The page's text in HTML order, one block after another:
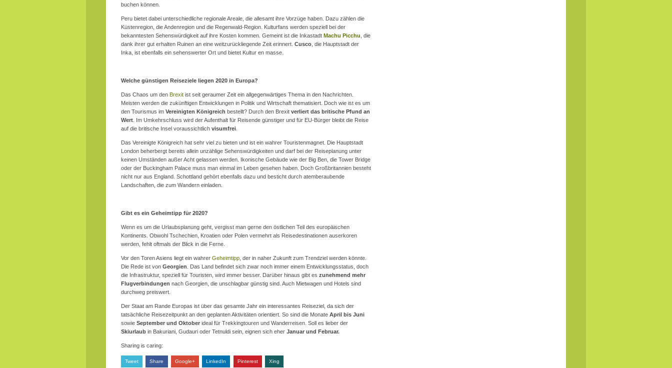
buchen können.
Peru bietet dabei unterschiedliche regionale Areale, die allesamt ihre Vorzüge haben. Dazu zählen die
Küstenregion, die Andenregion und die Regenwald-Region. Kulturfans werden speziell bei der
bekanntesten Sehenswürdigkeit auf ihre Kosten kommen. Gemeint ist die Inkastadt Machu Picchu , die
dank ihrer gut erhalten Ruinen an eine weitzurückliegende Zeit erinnert. Cusco , die Hauptstadt der
Inka, ist ebenfalls ein sehenswerter Ort und bietet Kultur en masse.
Welche günstigen Reiseziele liegen 2020 in Europa?
Das Chaos um den Brexit ist seit geraumer Zeit ein allgegenwärtiges Thema in den Nachrichten.
Meisten werden die zukünftigen Entwicklungen in Politik und Wirtschaft thematisiert. Doch wie ist es um
den Tourismus im Vereinigten Königreich bestellt? Durch den Brexit verliert das britische Pfund an
Wert . Im Umkehrschluss wird der Aufenthalt für Reisende günstiger und für EU-Bürger bleibt die Reise
auf die britische Insel voraussichtlich visumfrei
Das Vereinigte Königreich hat sehr viel zu bieten und ist ein wahrer Touristenmagnet. Die Hauptstadt
London beherbergt bereits allein unzählige Sehenswürdigkeiten und darf bei der Reiseplanung unter
keinen Umständen außer Acht gelassen werden. Ikonische Gebäude wie der Big Ben, die Tower Bridge
oder der Buckingham Palace muss man einmal im Leben gesehen haben. Doch Großbritannien besteht
nicht nur aus England. Schottland gehört ebenfalls dazu und besticht durch atemberaubende
Landschaften, die zum Wandern einladen.
Gibt es ein Geheimtipp für 2020?
Wenn es um die Urlaubsplanung geht, vergisst man gerne den östlichen Teil des europäischen
Kontinents. Obwohl Tschechien, Kroatien oder Polen vermehrt als Reisedestinationen auserkoren
werden, fehlt oftmals der Blick in die Ferne.
Vor den Toren Asiens liegt ein wahrer Geheimtipp , der in naher Zukunft zum Trendziel werden könnte.
Die Rede ist von Georgien . Das Land befindet sich zwar noch immer einem Entwicklungsstatus, doch
die Infrastruktur, speziell für Touristen, wird immer besser. Darüber hinaus gibt es zunehmend mehr
Flugverbindungen nach Georgien, die unschlagbar günstig sind. Auch Mietwagen und Hotels sind
durchweg preiswert.
Der Staat am Rande Europas ist über das gesamte Jahr ein interessantes Reiseziel, da sich der
tatsächliche Reisezeitpunkt an den geplanten Aktivitäten orientiert. So sind die Monate April bis Juni
sowie September und Oktober ideal für Trekkingtouren und Wanderreisen. Soll es lieber der
Skiurlaub in Bakuriani, Gudauri oder Tetnuldi sein, eignen sich eher Januar und Februar.
Sharing is caring:
Tweet Share Google+ LinkedIn Pinterest Xing